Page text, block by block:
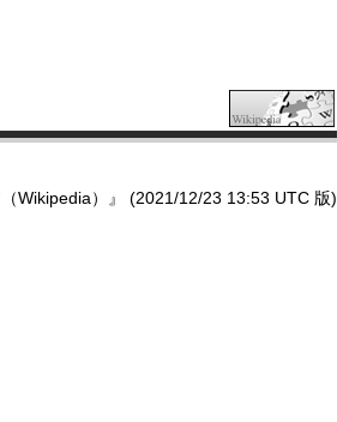
Wikipedia）』 (2021/12/23 13:53 UTC 版)